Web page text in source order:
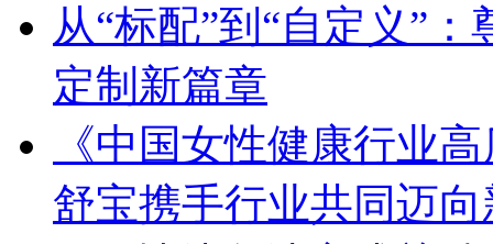
从“标配”到“自定义”
定制新篇章
《中国女性健康行业
舒宝携手行业共同迈